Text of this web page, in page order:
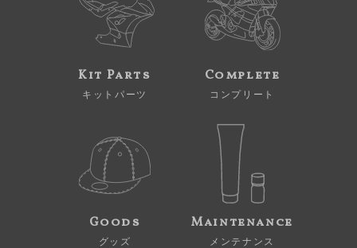
Kit Parts
キットパーツ
Complete
コンプリート
Goods
グッズ
Maintenance
メンテナンス